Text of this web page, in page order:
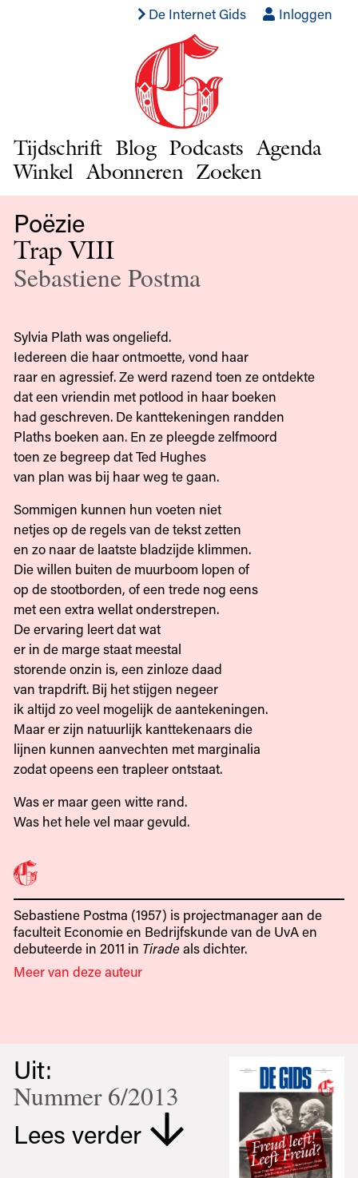
De Internet Gids Inloggen
Tijdschrift Blog Podcasts Agenda
Winkel Abonneren Zoeken
Poëzie
Trap VIII
Sebastiene Postma
Sylvia Plath was ongeliefd.
Iedereen die haar ontmoette, vond haar
raar en agressief. Ze werd razend toen ze ontdekte
dat een vriendin met potlood in haar boeken
had geschreven. De kanttekeningen randden
Plaths boeken aan. En ze pleegde zelfmoord
toen ze begreep dat Ted Hughes
van plan was bij haar weg te gaan.
Sommigen kunnen hun voeten niet
netjes op de regels van de tekst zetten
en zo naar de laatste bladzijde klimmen.
Die willen buiten de muurboom lopen of
op de stootborden, of een trede nog eens
met een extra wellat onderstrepen.
De ervaring leert dat wat
er in de marge staat meestal
storende onzin is, een zinloze daad
van trapdrift. Bij het stijgen negeer
ik altijd zo veel mogelijk de aantekeningen.
Maar er zijn natuurlijk kanttekenaars die
lijnen kunnen aanvechten met marginalia
zodat opeens een trapleer ontstaat.
Was er maar geen witte rand.
Was het hele vel maar gevuld.
Sebastiene Postma (1957) is projectmanager aan de
faculteit Economie en Bedrijfskunde van de UvA en
debuteerde in 2011 in Tiradeals dichter.
Meer van deze auteur
Uit:
Nummer 6/2013
Lees verder